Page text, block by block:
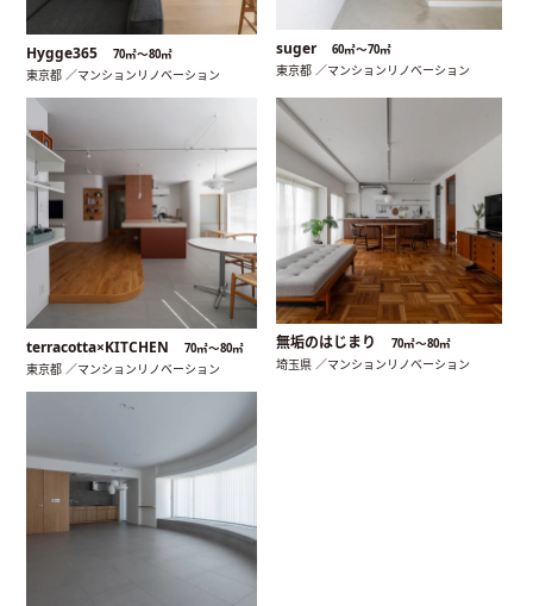
Hygge365 70㎡〜80㎡
東京都 ／マンションリノベーション
suger 60㎡〜70㎡
東京都 ／マンションリノベーション
terracotta×KITCHEN 70㎡〜80㎡
東京都 ／マンションリノベーション
無垢のはじまり 70㎡〜80㎡
埼玉県 ／マンションリノベーション